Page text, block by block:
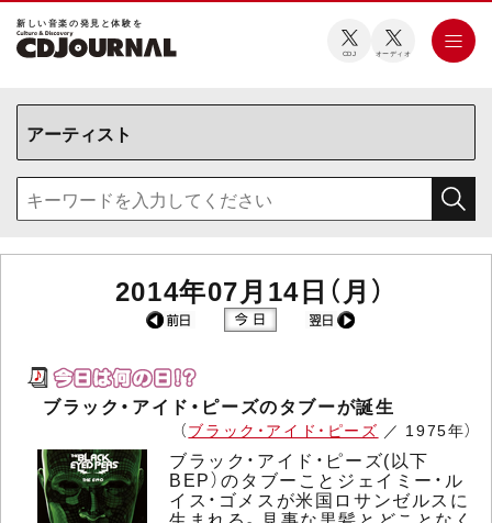
新しい⾳楽の発⾒と体験を
CDJ オーディオ
2014年07月14日（月）
ブラック・アイド・ピーズのタブーが誕生
（ブラック・アイド・ピーズ ／ 1975年）
ブラック・アイド・ピーズ(以下
BEP）のタブーことジェイミー・ル
イス・ゴメスが米国ロサンゼルスに